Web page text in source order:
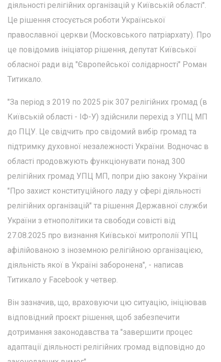
діяльності релігійних організацій у Київській області".
Це рішення стосується роботи Української
православної церкви (Московського патріархату). Про
це повідомив ініціатор рішення, депутат Київської
обласної ради від "Європейської солідарності" Роман
Титикало.
"За період з 2019 по 2025 рік 307 релігійних громад (в
Київській області - ІФ-У) здійснили перехід з УПЦ МП
до ПЦУ. Це свідчить про свідомий вибір громад та
підтримку духовної незалежності України. Водночас в
області продовжують функціонувати понад 300
релігійних громад УПЦ МП, попри дію закону України
"Про захист конституційного ладу у сфері діяльності
релігійних організацій" та рішення Державної служби
України з етнополітики та свободи совісті від
27.08.2025 про визнання Київської митрополії УПЦ
афілійованою з іноземною релігійною організацією,
діяльність якої в Україні заборонена", - написав
Титикало у Facebook у четвер.
Він зазначив, що, враховуючи цю ситуацію, ініціював
відповідний проєкт рішення, щоб забезпечити
дотримання законодавства та "завершити процес
адаптації діяльності релігійних громад відповідно до